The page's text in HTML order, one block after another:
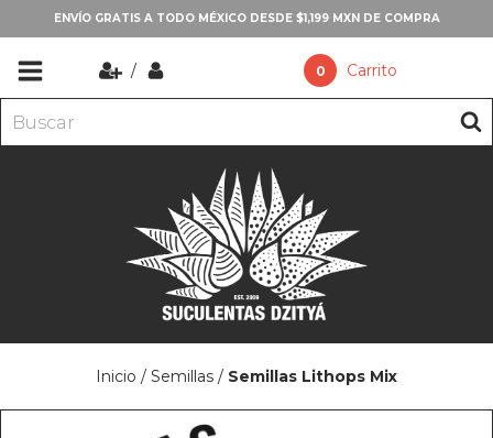
ENVÍO GRATIS A TODO MÉXICO DESDE $1,199 MXN DE COMPRA
/ 0 Carrito
Inicio / Semillas / Semillas Lithops Mix